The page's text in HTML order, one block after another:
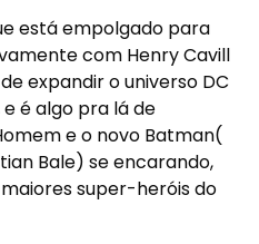
está empolgado para
com Henry Cavill
expandir o universo DC
é algo pra lá de
e o novo Batman(
Bale) se encarando,
super-heróis do